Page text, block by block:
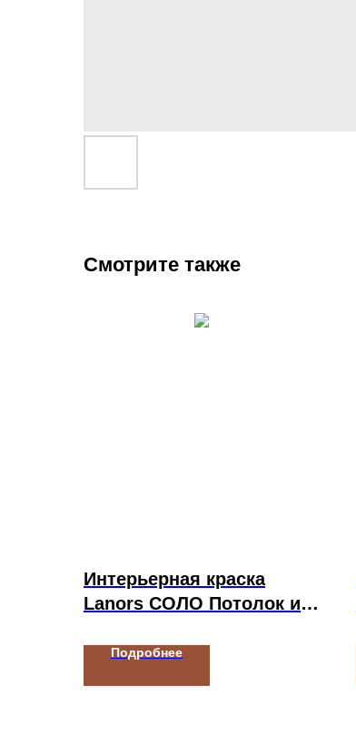
Смотрите также
Интерьерная краска
Lanors СОЛО Потолок и
Подробнее